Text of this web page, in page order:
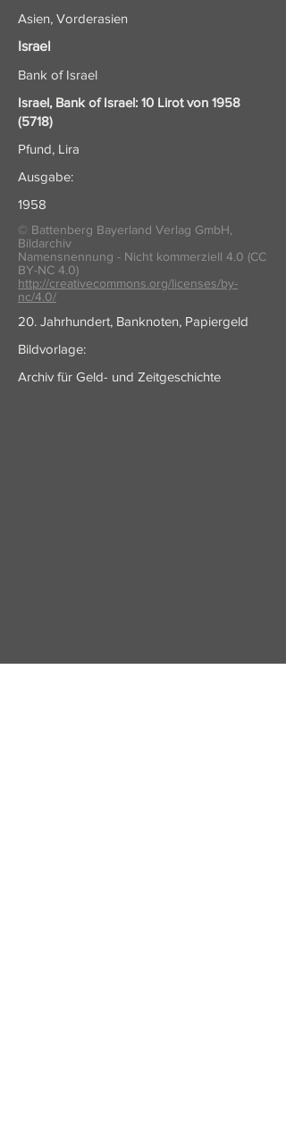
Asien, Vorderasien
Israel
Bank of Israel
Israel, Bank of Israel: 10 Lirot von 1958
(5718)
Pfund, Lira
Ausgabe:
1958
© Battenberg Bayerland Verlag GmbH,
Bildarchiv
Namensnennung - Nicht kommerziell 4.0 (CC
BY-NC 4.0)
http://creativecommons.org/licenses/by-
nc/4.0/
20. Jahrhundert, Banknoten, Papiergeld
Bildvorlage:
Archiv für Geld- und Zeitgeschichte